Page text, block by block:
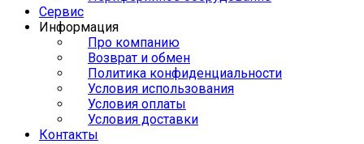
Сервис
Информация
Про компанию
Возврат и обмен
Политика конфиденциальности
Условия использования
Условия оплаты
Условия доставки
Контакты